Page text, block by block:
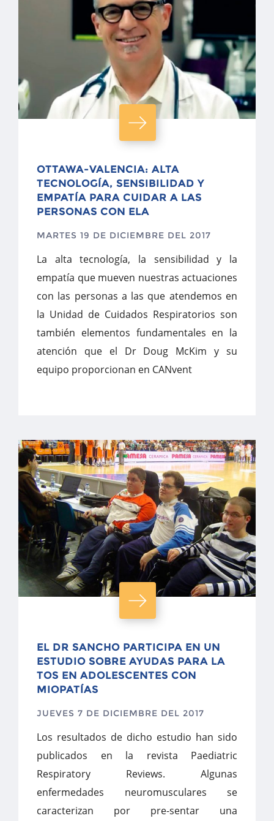
OTTAWA-VALENCIA: ALTA
TECNOLOGÍA, SENSIBILIDAD Y
EMPATÍA PARA CUIDAR A LAS
PERSONAS CON ELA
MARTES 19 DE DICIEMBRE DEL 2017
La alta tecnología, la sensibilidad y la
empatía que mueven nuestras actuaciones
con las personas a las que atendemos en
la Unidad de Cuidados Respiratorios son
también elementos fundamentales en la
atención que el Dr Doug McKim y su
equipo proporcionan en CANvent
EL DR SANCHO PARTICIPA EN UN
ESTUDIO SOBRE AYUDAS PARA LA
TOS EN ADOLESCENTES CON
MIOPATÍAS
JUEVES 7 DE DICIEMBRE DEL 2017
Los resultados de dicho estudio han sido
publicados en la revista Paediatric
Respiratory Reviews. Algunas
enfermedades neuromusculares se
caracterizan por pre-sentar una